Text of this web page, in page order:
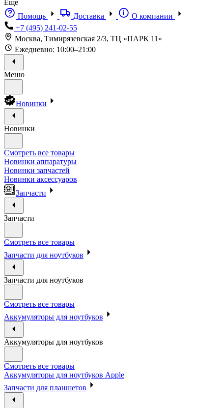
Еще
Помощь
Доставка
О компании
+7 (495) 241-02-55
Москва, Тимирязевская 2/3, ТЦ «ПАРК 11»
Ежедневно: 10:00–21:00
Меню
Новинки
Новинки
Смотреть все товары
Новинки аппаратуры
Новинки запчастей
Новинки аксессуаров
Запчасти
Запчасти
Смотреть все товары
Запчасти для ноутбуков
Запчасти для ноутбуков
Смотреть все товары
Аккумуляторы для ноутбуков
Аккумуляторы для ноутбуков
Смотреть все товары
Аккумуляторы для ноутбуков Apple
Запчасти для планшетов